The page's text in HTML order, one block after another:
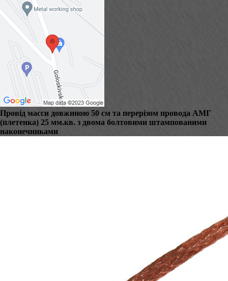
Провід масси довжиною 50 см та перерізом провода АМГ
(плетенка) 25 мм.кв. з двома болтовими штампованими
наконечниками